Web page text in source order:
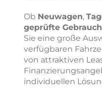
Ob Neuwagen,
geprüfte
Sie eine große
verfügbaren
von attraktiven
individuellen